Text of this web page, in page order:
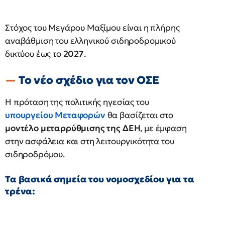
Στόχος του Μεγάρου Μαξίμου είναι η πλήρης
αναβάθμιση του ελληνικού σιδηροδρομικού
δικτύου έως το 2027.
Το νέο σχέδιο για τον ΟΣΕ
Η πρόταση της πολιτικής ηγεσίας του
υπουργείου Μεταφορών θα βασίζεται στο
μοντέλο μεταρρύθμισης της ΔΕΗ, με έμφαση
στην ασφάλεια και στη λειτουργικότητα του
σιδηροδρόμου.
Τα βασικά σημεία του νομοσχεδίου για τα
τρένα: